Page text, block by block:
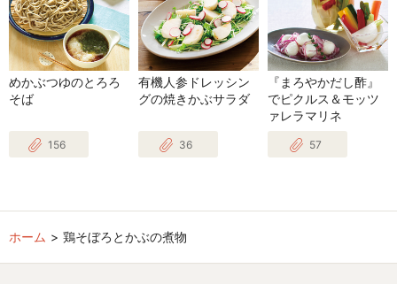
めかぶつゆのとろろ
そば
156
有機人参ドレッシン
グの焼きかぶサラダ
36
『まろやかだし酢』
でピクルス＆モッツ
ァレラマリネ
57
ホーム 鶏そぼろとかぶの煮物